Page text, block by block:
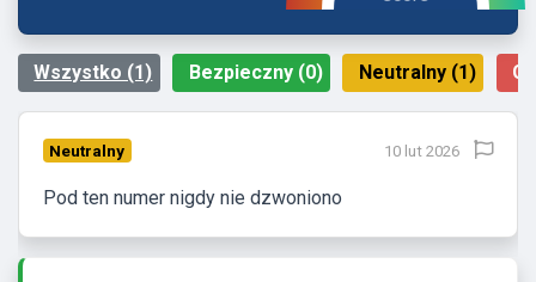
Wszystko (1) Bezpieczny (0) Neutralny (1)
Neutralny 10 lut 2026
Pod ten numer nigdy nie dzwoniono